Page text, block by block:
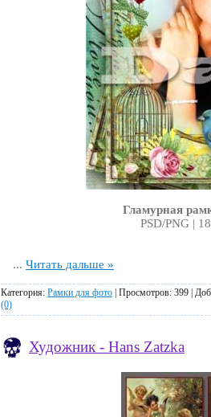
Гламурная
PSD/PNG |
... Читать дальше »
Категория: Рамки для фото | Просмотров: 399 |
(0)
Художник - Hans Zatzka